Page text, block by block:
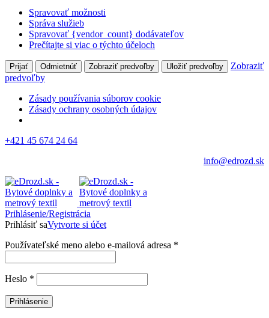
Spravovať možnosti
Správa služieb
Spravovať {vendor_count} dodávateľov
Prečítajte si viac o týchto účeloch
Prijať Odmietnúť Zobraziť predvoľby Uložiť predvoľby
Zobraziť
predvoľby
Zásady používania súborov cookie
Zásady ochrany osobných údajov
+421 45 674 24 64
info@edrozd.sk
Prihlásenie/Registrácia
Prihlásiť saVytvorte si účet
Používateľské meno alebo e-mailová adresa *
Heslo *
Prihlásenie